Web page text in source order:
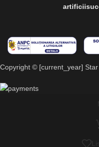
Copyright © [current_year]